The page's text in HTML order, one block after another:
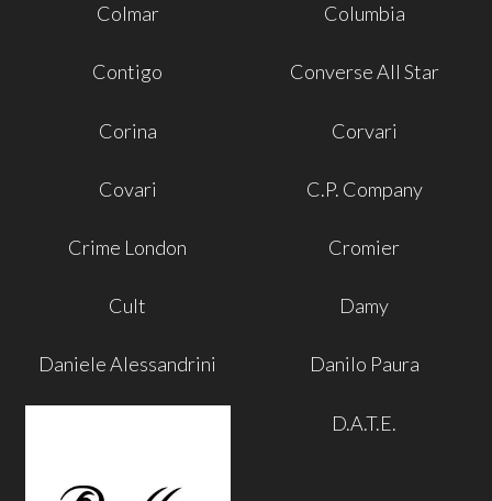
Colmar Columbia
Contigo Converse All Star
Corina Corvari
Covari C.P. Company
Crime London Cromier
Cult Damy
Daniele Alessandrini Danilo Paura
D.A.T.E.